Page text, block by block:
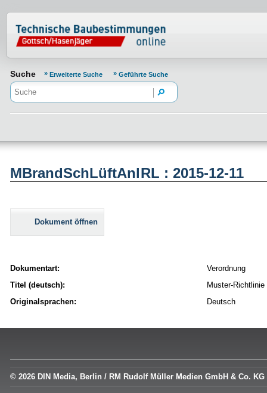
Normenportal Barrierefreiheit
Suche Erweiterte Suche Geführte Suche
MBrandSchLüftAnlRL : 2015-12-11
Dokument öffnen
Dokumentart:
Verordnung
Titel (deutsch):
Muster-
Originalsprachen:
Deutsch
© 2026 DIN Media, Berlin / RM Rudolf Müller Medien GmbH & Co. KG